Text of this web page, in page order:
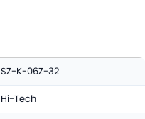
SZ-K-06Z-32
Hi-Tech